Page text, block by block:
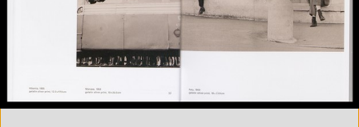
septembre - 31 décembre 2016
Revues, Journaux
Relié
pages
208 pages